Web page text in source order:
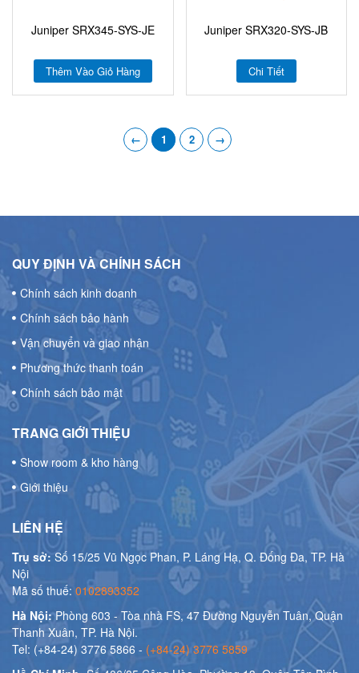
Juniper SRX345-SYS-JE
Thêm Vào Giỏ Hàng
Juniper SRX320-SYS-JB
Chi Tiết
← 1 2 →
QUY ĐỊNH VÀ CHÍNH SÁCH
Chính sách kinh doanh
Chính sách bảo hành
Vận chuyển và giao nhận
Phương thức thanh toán
Chính sách bảo mật
TRANG GIỚI THIỆU
Show room & kho hàng
Giới thiệu
LIÊN HỆ
Trụ sở: Số 15/25 Vũ Ngọc Phan, P. Láng Hạ, Q. Đống Đa, TP. Hà
Nội
Mã số thuế: 0102893352
Hà Nội:Phòng 603 - Tòa nhà FS, 47 Đường Nguyễn Tuân, Quận
Thanh Xuân, TP. Hà Nội.
Tel: (+84-24) 3776 5866 - (+84-24) 3776 5859